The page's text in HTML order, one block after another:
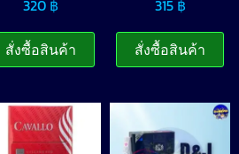
320 ฿
สั่งซื้อสินค้า
315 ฿
สั่งซื้อสินค้า